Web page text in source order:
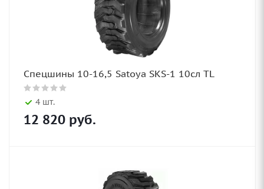
Спецшины 10-16,5 Satoya SKS-1 10сл TL
4 шт.
12 820 руб.